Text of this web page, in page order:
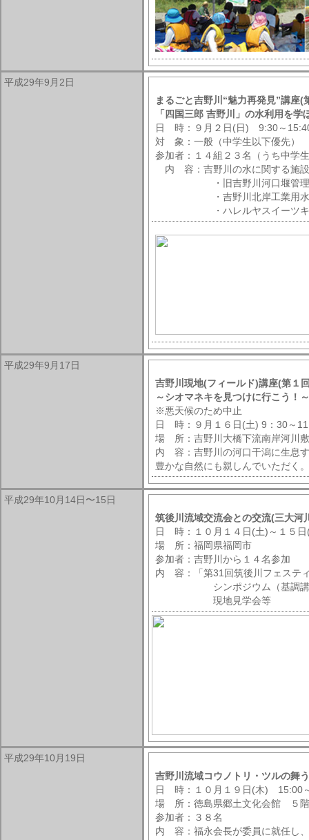
平成29年9月2日
まるごと吉野川“魅力再発見”講座(
「四国三郎 吉野川」の水利用を学
日 時：９月２日(日) 9:30～
対 象：一般（中学生以下優先）
参加者：１４組２３名（うち中学
内 容：吉野川の水に関する施設
・旧吉野川河口堰管理所
・吉野川北岸工業用水道 浄
・ハレルヤスイーツキ
平成29年9月17日
吉野川現地(フィールド)講座(第１
～シオマネキを見つけに行こう！
※悪天候のため中止
日 時：９月１６日(土) 9：30～
場 所：吉野川大橋下流南岸河川
内 容：吉野川の河口干潟に生息
豊かな自然にも親しんでいただく。
平成29年10月14日〜15日
筑後川流域交流会との交流(三大河
日 時：１０月１４日(土)～１５日
場 所：福岡県福岡市
参加者：吉野川から１４名参加
内 容：「第31回筑後川フェステ
シンポジウム（基調講演、
現地見学会等
平成29年10月19日
吉野川流域コウノトリ・ツルの舞
日 時：１０月１９日(木) 15:00
場 所：徳島県郷土文化会館 ５
参加者：３８名
内 容：福永会長が委員に就任し